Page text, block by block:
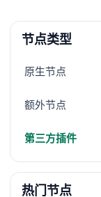
节点类型
原生节点
额外节点
第三方插件
热门节点